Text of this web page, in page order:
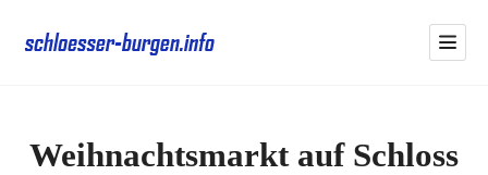
Weihnachtsmarkt auf Schloss